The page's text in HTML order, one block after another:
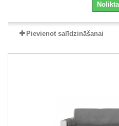
Pievienot salīdzināšanai